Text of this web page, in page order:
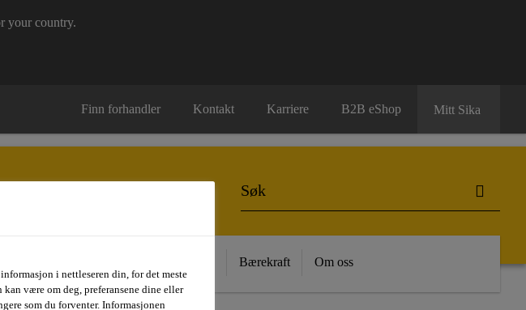
your country.
Finn forhandler Kontakt Karriere B2B eShop Mitt Sika
Bærekraft Om oss
i nettleseren din, for det meste
være om deg, preferansene dine eller
som du forventer. Informasjonen